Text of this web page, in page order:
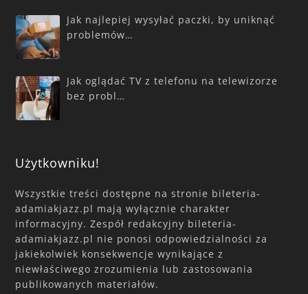
Jak najlepiej wysyłać paczki, by uniknąć
problemów…
Jak oglądać TV z telefonu na telewizorze
bez probl…
Użytkowniku!
Wszystkie treści dostępne na stronie bileteria-
adamiakjazz.pl mają wyłącznie charakter
informacyjny. Zespół redakcyjny bileteria-
adamiakjazz.pl nie ponosi odpowiedzialności za
jakiekolwiek konsekwencje wynikające z
niewłaściwego zrozumienia lub zastosowania
publikowanych materiałów.